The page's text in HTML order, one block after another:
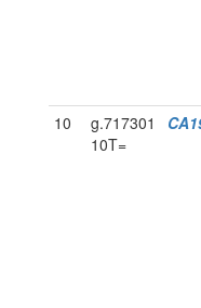
10
g.717301
10T=